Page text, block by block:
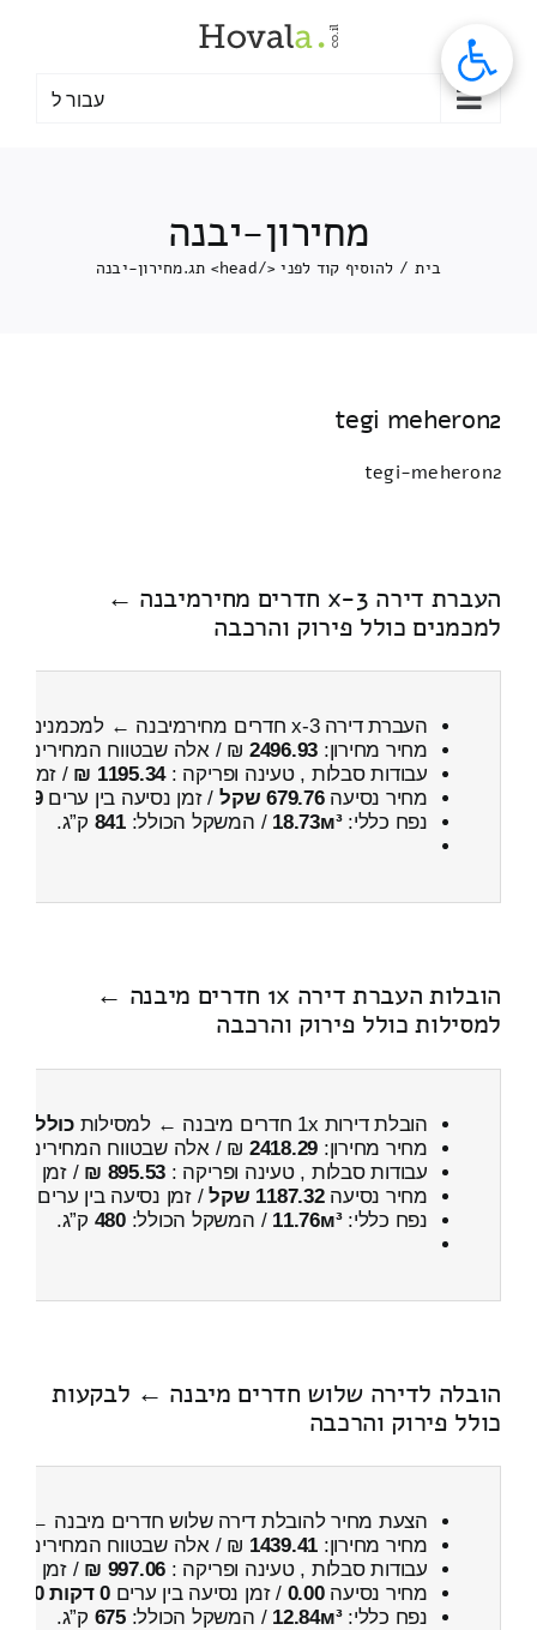
עבור ל
מחירון-יבנה
בית / להוסיף קוד לפני </head> תג. מחירון-יבנה
tegi meheron2
tegi-meheron2
העברת דירה 3-x חדרים מחירמיבנה ←
למכמנים כולל פירוק והרכבה
העברת דירה 3-x חדרים מחירמיבנה ← למכמנים
מחיר מחירון: 2496.93 ₪ / אלה שבטווח המחירים
עבודות סבלות , טעינה ופריקה :1195.34 ₪ / זמן :
מחיר נסיעה679.76 שקל / זמן נסיעה בין ערים59 דקות
נפח כללי:18.73м³ / המשקל הכולל:841 ק”ג.
הובלות העברת דירה 1x חדרים מיבנה ←
למסילות כולל פירוק והרכבה
הובלת דירות 1x חדרים מיבנה ← למסילות
כולל
מחיר מחירון: 2418.29 ₪ / אלה שבטווח המחירים
עבודות סבלות , טעינה ופריקה : 895.53 ₪ / זמן :
מחיר נסיעה1187.32 שקל / זמן נסיעה בין ערים
נפח כללי:11.76м³ / המשקל הכולל:480 ק”ג.
הובלה לדירה שלוש חדרים מיבנה ← לבקעות
כולל פירוק והרכבה
הצעת מחיר להובלת דירה שלוש חדרים מיבנה ←
מחיר מחירון: 1439.41 ₪ / אלה שבטווח המחירים
עבודות סבלות , טעינה ופריקה : 997.06 ₪ / זמן :
מחיר נסיעה0.00 / זמן נסיעה בין ערים0 דקות 0 שניות
נפח כללי:12.84м³ / המשקל הכולל:675 ק”ג.